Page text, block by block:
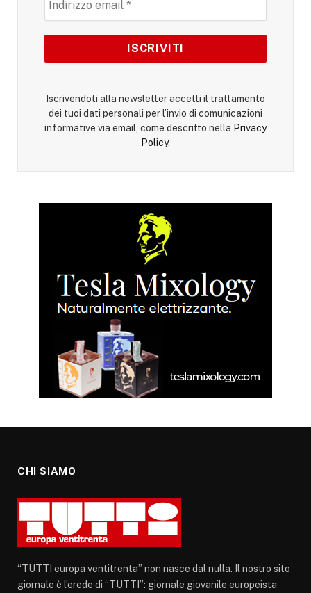
Iscrivendoti alla newsletter accetti il trattamento
dei tuoi dati personali per l’invio di comunicazioni
informative via email, come descritto nella Privacy
Policy.
CHI SIAMO
“TUTTI europa ventitrenta” non nasce dal nulla. Il nostro sito
giornale è l’erede di “TUTTI”: giornale giovanile europeista